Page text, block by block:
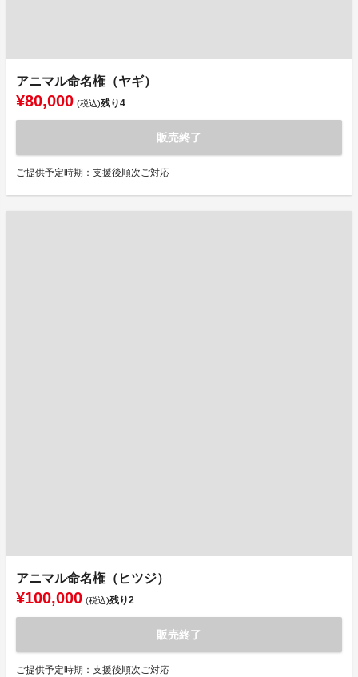
アニマル命名権（ヤギ）
¥80,000 (税込)残り4
販売終了
ご提供予定時期：支援後順次ご対応
アニマル命名権（ヒツジ）
¥100,000 (税込)残り2
販売終了
ご提供予定時期：支援後順次ご対応